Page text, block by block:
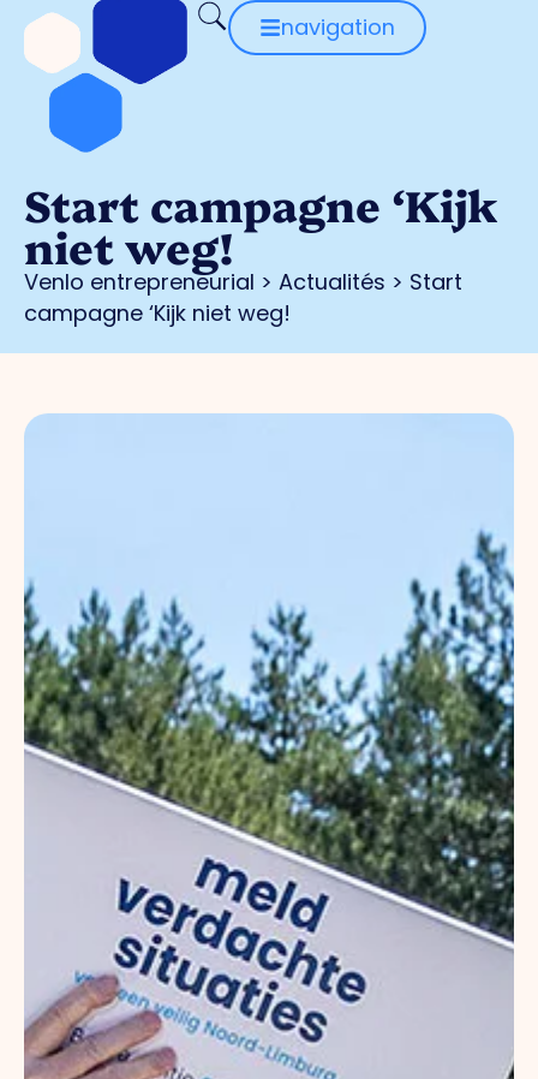
navigation
Start campagne ‘Kijk
niet weg!
Venlo entrepreneurial > Actualités > Start
campagne ‘Kijk niet weg!